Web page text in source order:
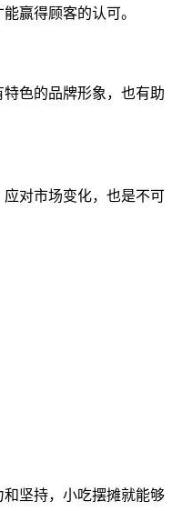
赢得顾客的认可。
色的品牌形象，也有助
对市场变化，也是不可
坚持，小吃摆摊就能够